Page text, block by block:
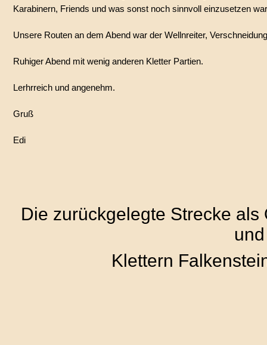
Karabinern, Friends und was sonst noch sinnvoll einzusetzen
Unsere Routen an dem Abend war der Wellnreiter,
Ruhiger Abend mit wenig anderen Kletter Partien.
Lerhrreich und angenehm.
Gruß
Edi
Die zurückgelegte Strecke
Klettern